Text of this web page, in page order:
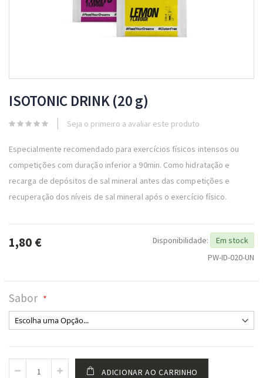
ISOTONIC DRINK (20 g)
Seja o primeiro a avaliar este produto
Especialmente recomendado para exercícios físicos intensos ou
competições com duração inferior a 90min. Como hidratação e
recarga de depósitos de sal mineral antes das competições e
recuperação dos níveis de sal mineral após o exercício físico.
1,80 € Disponibilidade:
Em stock
PW-ID-020-UN
Sabor
ADICIONAR AO CARRINHO
to
the
beginning
of
images
gallery